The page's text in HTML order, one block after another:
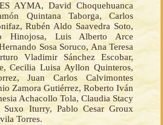
AYMA, David Choquehuanca
Quintana Taborga, Carlos
Rubén Aldo Saavedra Soto,
Hinojosa, Luis Alberto Arce
Sosa Soruco, Ana Teresa
Vladimir Sánchez Escobar,
Cecilia Luisa Ayllon Quinteros,
Juan Carlos Calvimontes
Zamora Gutiérrez, Roberto Iván
Achacollo Tola, Claudia Stacy
Suxo Iturry, Pablo Cesar Groux
Torres.